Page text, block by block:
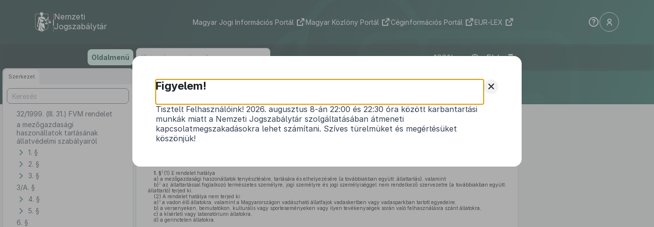
tartalomra
Nemzeti
Jogszabálytár
Magyar Jogi Információs Portál Magyar Közlöny Portál Céginformációs Portál EUR-LEX
Oldalmenü ELI
Szerkezet
32/1999. (III. 31.) FVM rendelet
a mezőgazdasági
haszonállatok tartásának
állatvédelmi szabályairól
1. §
2. §
3. §
3/A. §
4. §
5. §
6. §
32/1999. (III. 31.) FVM rendelet
a mezőgazdasági haszonállatok tartásának állatvédelmi szabályairól
Hatályos: 2023. 05. 15. –
1. § 1 (1) E rendelet hatálya
a) a mezőgazdasági haszonállatok tenyésztésére, tartására és elhelyezésére (a továbbiakban együtt: állattartás), valamint
b) 2 az állattartással foglalkozó természetes személyre, jogi személyre és jogi személyiséggel nem rendelkező szervezetre (a továbbiakban együtt:
állattartó) terjed ki.
(2) A rendelet hatálya nem terjed ki:
a) 3a vadon élő állatokra, valamint a Magyarországon vadászható állatfajok vadaskertben vagy vadasparkban tartott egyedeire,
b) a versenyeken, bemutatókon, kulturális vagy sporteseményeken vagy ilyen tevékenységek során való felhasználásra szánt állatokra,
c) a kísérleti vagy laboratóriumi állatokra,
d) a gerinctelen állatokra.
+
Figyelem!
Tisztelt Felhasználóink! 2026. augusztus 8-án 22:00 és 22:30 óra között karbantartási
munkák miatt a Nemzeti Jogszabálytár szolgáltatásában átmeneti
kapcsolatmegszakadásokra lehet számítani. Szíves türelmüket és megértésüket
köszönjük!